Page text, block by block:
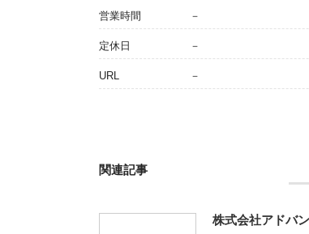
営業時間 －
定休日 －
URL －
関連記事
株式会社アドバ